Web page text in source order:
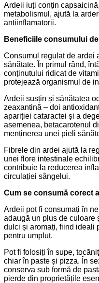
Ardeii iuți conțin
metabolismul, ajută la
antiinflamatorii.
Beneficiile consumului
Consumul regulat de ardei
sănătate. În primul rând,
conținutului ridicat de
protejează organismul de
Ardeii susțin și sănătatea
zeaxantină – doi
apariției cataractei și a
asemenea, betacarotenul
menținerea unei pieli
Fibrele din ardei ajută la
unei flore intestinale
contribuie la reducerea
circulației sângelui.
Cum se consumă corect
Ardeii pot fi consumați în
adaugă un plus de culoare
dulci și aromați, fiind ideali
pentru umplut.
Pot fi folosiți în supe,
chiar în paste și pizza. În
conserva sub formă de
pierde din proprietățile